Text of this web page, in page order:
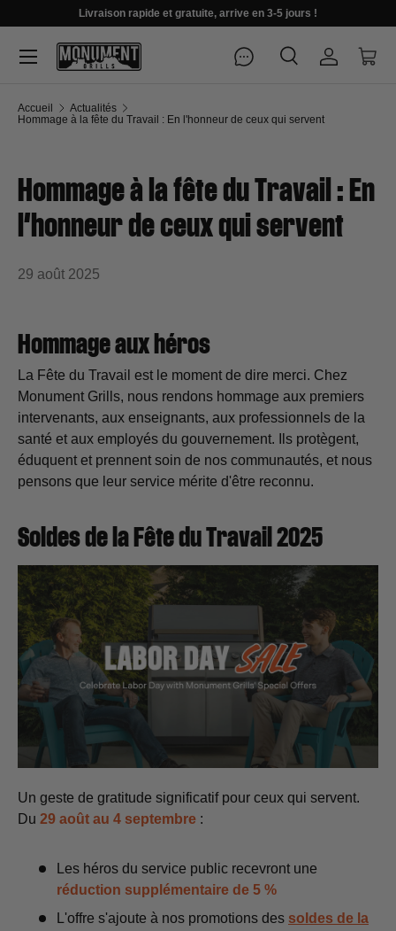
Livraison rapide et gratuite, arrive en 3-5 jours !
Recherche
Se
Menu
Accueil
Actualités
Hommage à la fête du Travail : En l'honneur de ceux qui servent
Hommage à la fête du Travail : En
l'honneur de ceux qui servent
29 août 2025
Hommage aux héros
La Fête du Travail est le moment de dire merci. Chez
Monument Grills, nous rendons hommage aux premiers
intervenants, aux enseignants, aux professionnels de la
santé et aux employés du gouvernement. Ils protègent,
éduquent et prennent soin de nos communautés, et nous
pensons que leur service mérite d'être reconnu.
Soldes de la Fête du Travail 2025
Un geste de gratitude significatif pour ceux qui servent.
Du 29 août au 4 septembre :
Les héros du service public recevront une
réduction supplémentaire de 5 %
L'offre s'ajoute à nos promotions des soldes de la